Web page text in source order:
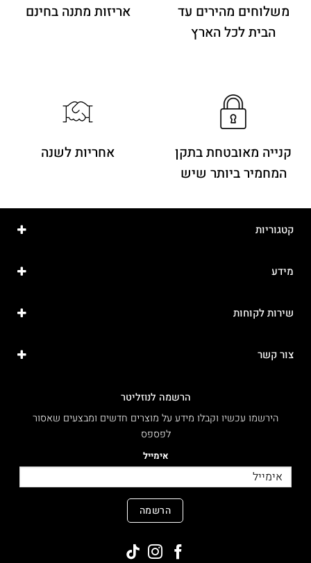
משלוחים מהירים עד
הבית לכל הארץ
אריזות מתנה בחינם
קנייה מאובטחת בתקן
המחמיר ביותר שיש
אחריות לשנה
קטגוריות
מידע
שירות לקוחות
צור קשר
הרשמה לנוזליטר
הירשמו עכשיו וקבלו מידע על מוצרים חדשים ומבצעים שאסור
לפספס
אימייל
הרשמה